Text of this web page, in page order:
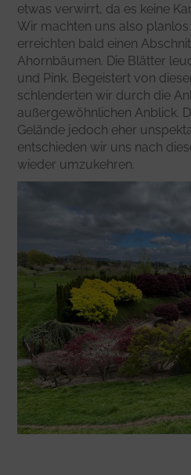
etwas verwirrt, da es keine
Wir machten uns also
erreichten bald einen
Ahornbäumen. Die Blätter
und Pink. Begeistert von
schlenderten wir durch die
außergewöhnlichen Anblick.
Gelände jedoch eher
entschieden wir uns nach
wieder umzukehren.